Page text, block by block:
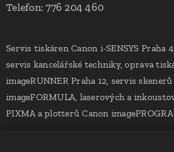
Telefon: 776 204 460
Servis tiskáren Canon i-SENSYS Praha
servis kancelářské techniky, oprava
imageRUNNER Praha 12, servis
imageFORMULA, laserových a
PIXMA a plotterů Canon